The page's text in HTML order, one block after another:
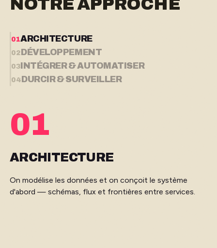
NOTRE APPROCHE
01ARCHITECTURE
02 DÉVELOPPEMENT
03 INTÉGRER & AUTOMATISER
04 DURCIR & SURVEILLER
01
ARCHITECTURE
On modélise les données et on conçoit le système
d'abord — schémas, flux et frontières entre services.